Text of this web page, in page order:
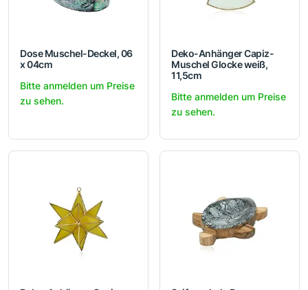
Dose Muschel-Deckel, 06
x 04cm
Bitte anmelden um Preise
zu sehen.
Deko-Anhänger Capiz-
Muschel Glocke weiß,
11,5cm
Bitte anmelden um Preise
zu sehen.